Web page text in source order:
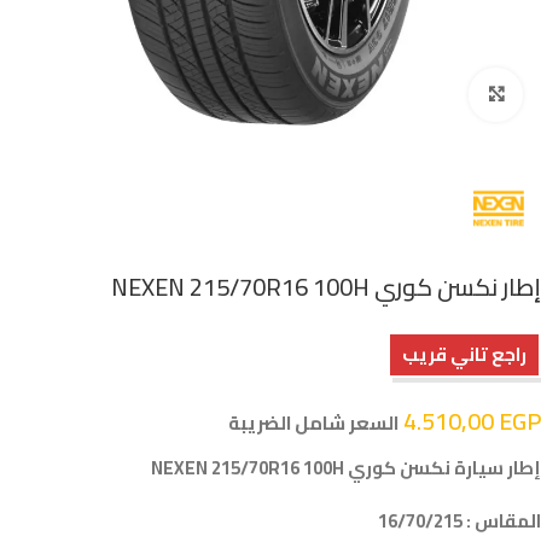
إطار نكسن كوري NEXEN 215/70R16 100H
راجع تاني قريب
4.510,00EGP
السعر شامل الضريبة
إطار سيارة نكسن كوري NEXEN 215/70R16 100H
المقاس : 16/70/215